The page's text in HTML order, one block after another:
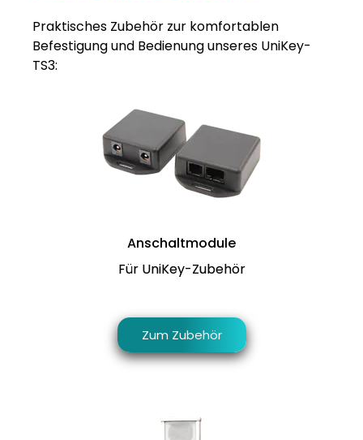
Praktisches Zubehör zur komfortablen
Befestigung und Bedienung unseres UniKey-
TS3:
Anschaltmodule
Für UniKey-Zubehör
Zum Zubehör